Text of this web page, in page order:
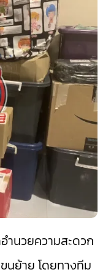
ำนวยความสะดวก
นย้าย โดยทางทีม